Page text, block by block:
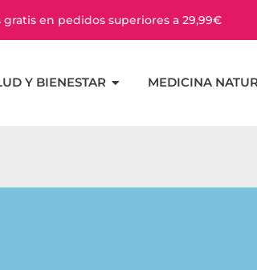
gratis en pedidos superiores a 29,99€
Y BIENESTAR MEDICINA